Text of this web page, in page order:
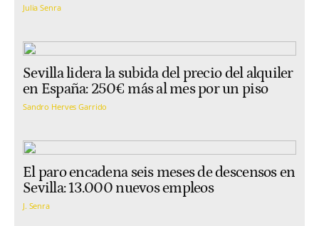
Julia Senra
Sevilla lidera la subida del precio del alquiler
en España: 250€ más al mes por un piso
Sandro Herves Garrido
El paro encadena seis meses de descensos en
Sevilla: 13.000 nuevos empleos
J. Senra